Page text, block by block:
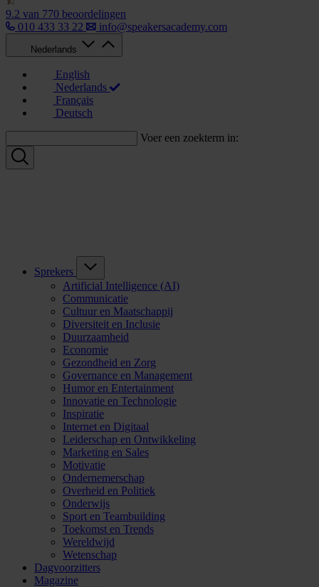
9.2 van 770 beoordelingen
010 433 33 22
info@speakersacademy.com
Nederlands
English
Nederlands
Français
Deutsch
Voer een zoekterm in:
Sprekers
Artificial Intelligence (AI)
Communicatie
Cultuur en Maatschappij
Diversiteit en Inclusie
Duurzaamheid
Economie
Gezondheid en Zorg
Governance en Management
Humor en Entertainment
Innovatie en Technologie
Inspiratie
Internet en Digitaal
Leiderschap en Ontwikkeling
Marketing en Sales
Motivatie
Ondernemerschap
Overheid en Politiek
Onderwijs
Sport en Teambuilding
Toekomst en Trends
Wereldwijd
Wetenschap
Dagvoorzitters
Magazine